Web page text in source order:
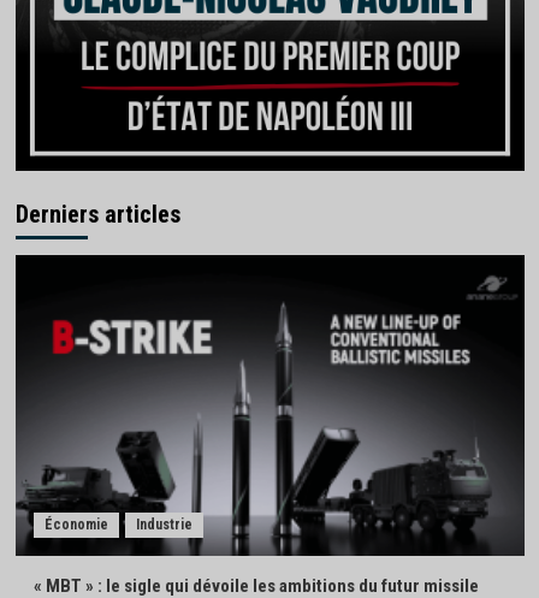
Derniers articles
Économie Industrie
« MBT » : le sigle qui dévoile les ambitions du futur missile